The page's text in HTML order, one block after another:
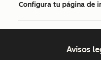
Configura tu página de
Avisos